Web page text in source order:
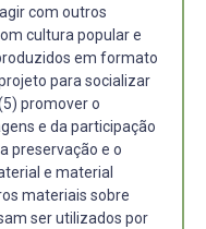
com outros
cultura popular e
em formato
para socializar
promover o
e da participação
preservação e o
e material
materiais sobre
ser utilizados por